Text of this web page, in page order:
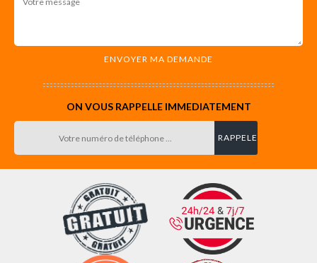
ON VOUS RAPPELLE IMMEDIATEMENT